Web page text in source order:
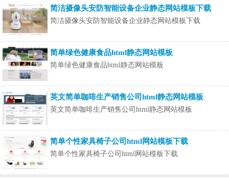
简洁摄像头安防智能设备企业静态网站模板下载
简洁摄像头安防智能设备企业静态网站模板下载
简单绿色健康食品html静态网站模板
简单绿色健康食品html静态网站模板
英文简单咖啡生产销售公司html静态网站模板
英文简单咖啡生产销售公司html静态网站模板
简单个性家具椅子公司html网站模板下载
简单个性家具椅子公司html网站模板下载